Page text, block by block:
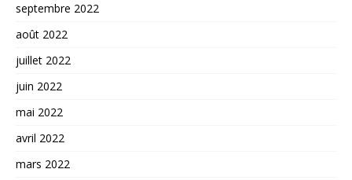
septembre 2022
août 2022
juillet 2022
juin 2022
mai 2022
avril 2022
mars 2022